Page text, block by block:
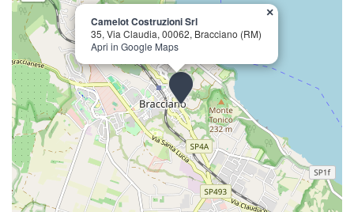
Camelot Costruzioni Srl
35, Via Claudia, 00062, Bracciano (RM)
Apri in Google Maps
×